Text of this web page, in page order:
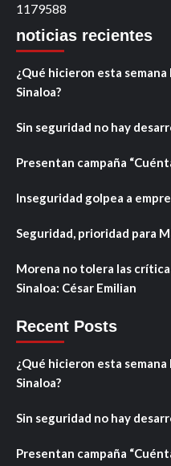
1179588
noticias recientes
¿Qué hicieron esta
Sinaloa?
Sin seguridad no hay
Presentan campaña
Inseguridad golpea a
Seguridad, prioridad para
Morena no tolera las
Sinaloa: César Emilian
Recent Posts
¿Qué hicieron esta
Sinaloa?
Sin seguridad no hay
Presentan campaña